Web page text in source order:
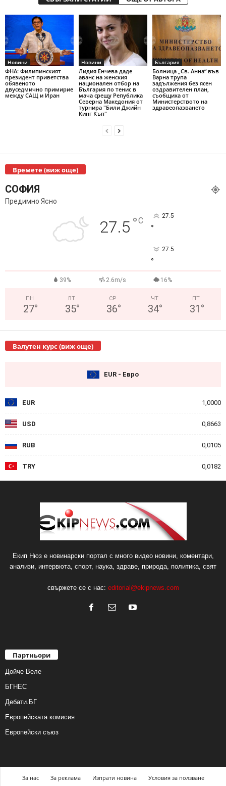
Новини
ФНА: Филипинският
президент приветства
обявеното
двуседмично примирие
между САЩ и Иран
Новини
Лидия Енчева даде
аванс на женския
национален отбор на
България по тенис в
мача срещу Република
Северна Македония от
турнира "Били Джийн
Кинг Къп"
България
Болница „Св. Анна“ във
Варна трупа
задължения без ясен
оздравителен план,
съобщиха от
Министерството на
здравеопазването
Времете (виж още)
СОФИЯ
Предимно Ясно
27.5 °C 27.5
°
27.5
°
39% 2.6m/s 16%
ПН
27°
ВТ
35°
СР
36°
ЧТ
34°
ПТ
31 °
Валутен курс (виж още)
EUR - Евро
EUR 1,0000
USD 0,8663
RUB 0,0105
TRY 0,0182
Екип Нюз е новинарски портал с много видео новини, коментари,
анализи, интервюта, спорт, наука, здраве, природа, политика, свят
свържете се с нас: editorial@ekipnews.com
Партньори
Дойче Веле
БГНЕС
Дебати.БГ
Европейската комисия
Европейски съюз
За нас За реклама Изпрати новина
Условия за ползване